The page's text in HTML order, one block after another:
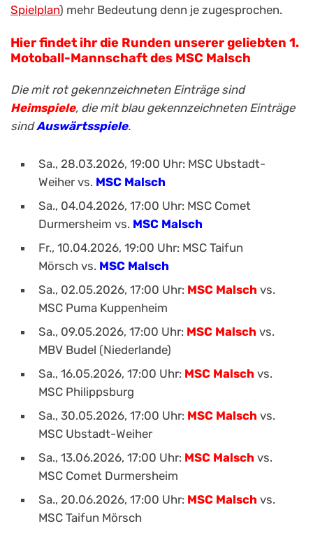
Spielplan) mehr Bedeutung denn je zugesprochen.
Hier findet ihr die Runden unserer geliebten 1.
Motoball-Mannschaft des MSC Malsch
Die mit rot gekennzeichneten Einträge sind
Heimspiele, die mit blau gekennzeichneten Einträge
sindAuswärtsspiele.
Sa., 28.03.2026, 19:00 Uhr: MSC Ubstadt-
Weiher vs. MSC Malsch
Sa., 04.04.2026, 17:00 Uhr: MSC Comet
Durmersheim vs. MSC Malsch
Fr., 10.04.2026, 19:00 Uhr: MSC Taifun
Mörsch vs. MSC Malsch
Sa., 02.05.2026, 17:00 Uhr: MSC Malsch vs.
MSC Puma Kuppenheim
Sa., 09.05.2026, 17:00 Uhr: MSC Malsch vs.
MBV Budel (Niederlande)
Sa., 16.05.2026, 17:00 Uhr: MSC Malsch vs.
MSC Philippsburg
Sa., 30.05.2026, 17:00 Uhr: MSC Malsch vs.
MSC Ubstadt-Weiher
Sa., 13.06.2026, 17:00 Uhr: MSC Malsch vs.
MSC Comet Durmersheim
Sa., 20.06.2026, 17:00 Uhr: MSC Malsch vs.
MSC Taifun Mörsch